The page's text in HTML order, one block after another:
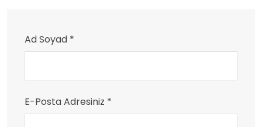
Ad Soyad *
E-Posta Adresiniz *